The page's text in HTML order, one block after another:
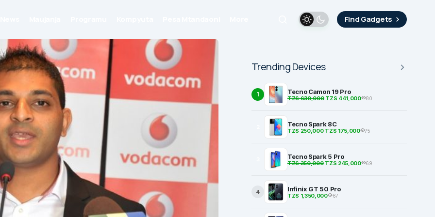
Find Gadgets
Trending Devices
1 Tecno Camon 19 Pro
TZS 630,000TZS 441,000 80
Tecno Spark 8C
TZS 250,000TZS 175,000 75
Tecno Spark 5 Pro
TZS 350,000TZS 245,000 69
4 Infinix GT 50 Pro
TZS 1,350,000 67